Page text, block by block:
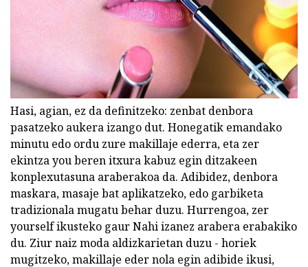
Hasi, agian, ez da definitzeko: zenbat denbora
pasatzeko aukera izango dut. Honegatik emandako
minutu edo ordu zure makillaje ederra, eta zer
ekintza you beren itxura kabuz egin ditzakeen
konplexutasuna araberakoa da. Adibidez, denbora
maskara, masaje bat aplikatzeko, edo garbiketa
tradizionala mugatu behar duzu. Hurrengoa, zer
yourself ikusteko gaur Nahi izanez arabera erabakiko
du. Ziur naiz moda aldizkarietan duzu - horiek
mugitzeko, makillaje eder nola egin adibide ikusi,